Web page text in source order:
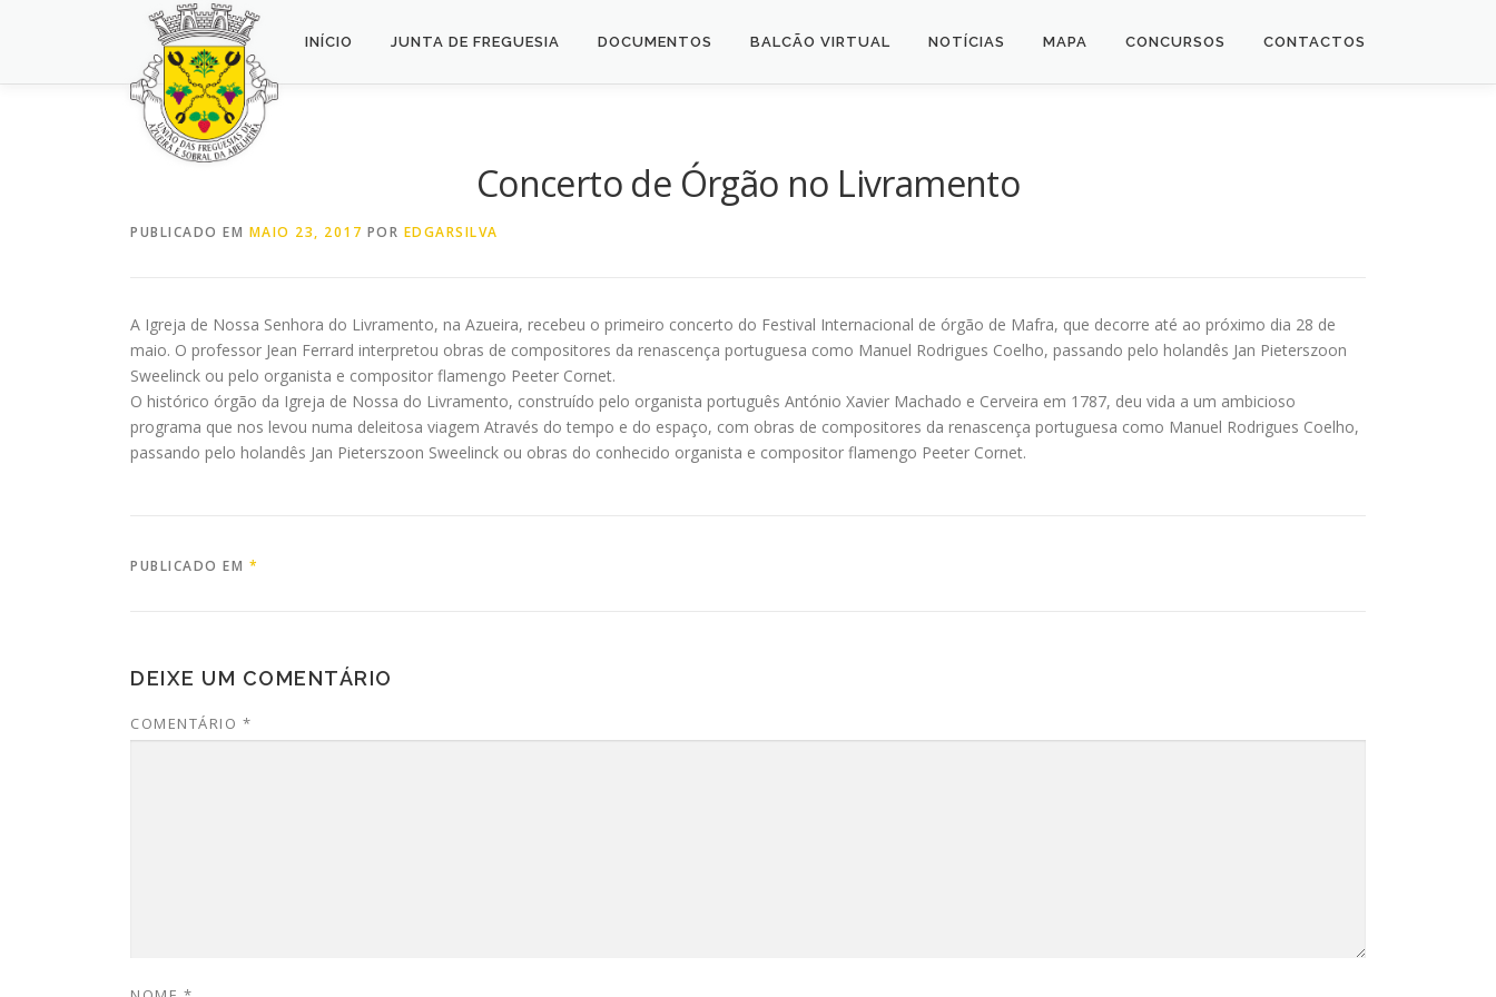
INÍCIO JUNTA DE FREGUESIA DOCUMENTOS BALCÃO VIRTUAL NOTÍCIAS MAPA CONCURSOS CONTACTOS
Concerto de Órgão no Livramento
PUBLICADO EM MAIO 23, 2017 POR EDGARSILVA
A Igreja de Nossa Senhora do Livramento, na Azueira, recebeu o primeiro concerto do Festival Internacional de órgão de Mafra, que decorre até ao próximo dia 28 de
maio. O professor Jean Ferrard interpretou obras de compositores da renascença portuguesa como Manuel Rodrigues Coelho, passando pelo holandês Jan Pieterszoon
Sweelinck ou pelo organista e compositor flamengo Peeter Cornet.
O histórico órgão da Igreja de Nossa do Livramento, construído pelo organista português António Xavier Machado e Cerveira em 1787, deu vida a um ambicioso
programa que nos levou numa deleitosa viagem Através do tempo e do espaço, com obras de compositores da renascença portuguesa como Manuel Rodrigues Coelho,
passando pelo holandês Jan Pieterszoon Sweelinck ou obras do conhecido organista e compositor flamengo Peeter Cornet.
PUBLICADO EM *
DEIXE UM COMENTÁRIO
COMENTÁRIO *